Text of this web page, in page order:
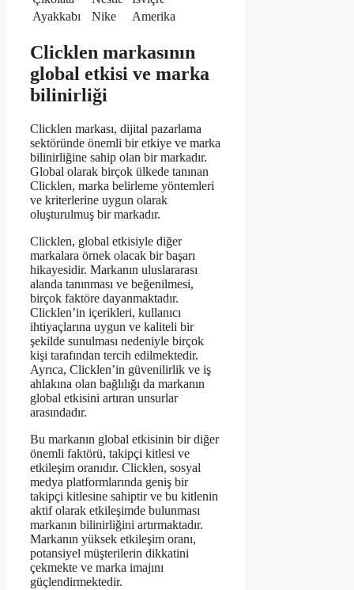
Ayakkabı
Nike Amerika
Clicklen markasının
global etkisi ve marka
bilinirliği
Clicklen markası, dijital pazarlama
sektöründe önemli bir etkiye ve marka
bilinirliğine sahip olan bir markadır.
Global olarak birçok ülkede tanınan
Clicklen, marka belirleme yöntemleri
ve kriterlerine uygun olarak
oluşturulmuş bir markadır.
Clicklen, global etkisiyle diğer
markalara örnek olacak bir başarı
hikayesidir. Markanın uluslararası
alanda tanınması ve beğenilmesi,
birçok faktöre dayanmaktadır.
Clicklen’in içerikleri, kullanıcı
ihtiyaçlarına uygun ve kaliteli bir
şekilde sunulması nedeniyle birçok
kişi tarafından tercih edilmektedir.
Ayrıca, Clicklen’in güvenilirlik ve iş
ahlakına olan bağlılığı da markanın
global etkisini artıran unsurlar
arasındadır.
Bu markanın global etkisinin bir diğer
önemli faktörü, takipçi kitlesi ve
etkileşim oranıdır. Clicklen, sosyal
medya platformlarında geniş bir
takipçi kitlesine sahiptir ve bu kitlenin
aktif olarak etkileşimde bulunması
markanın bilinirliğini artırmaktadır.
Markanın yüksek etkileşim oranı,
potansiyel müşterilerin dikkatini
çekmekte ve marka imajını
güçlendirmektedir.